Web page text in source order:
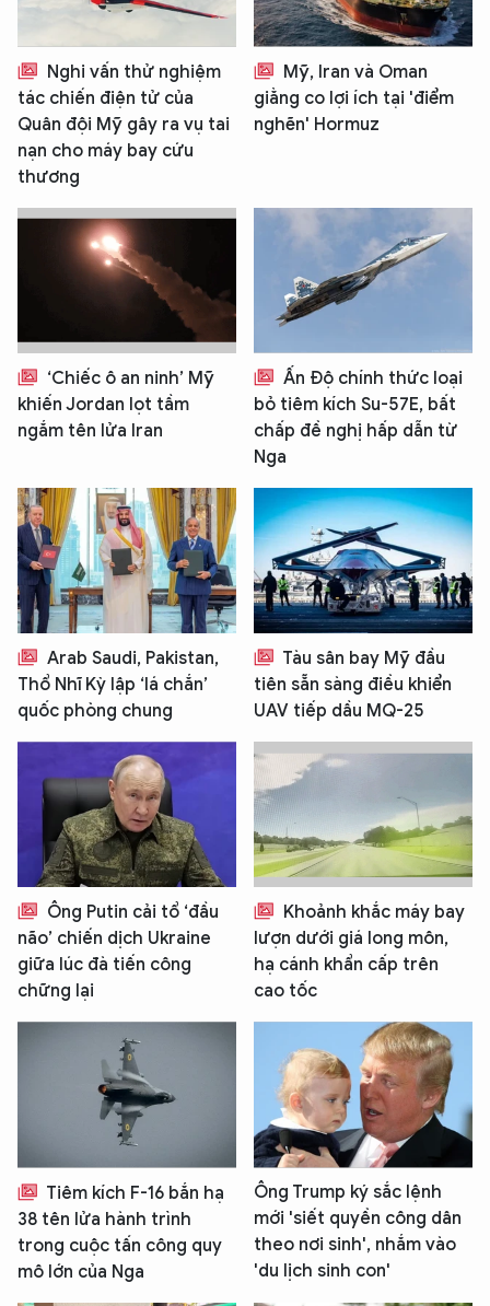
Nghi vấn thử nghiệm
tác chiến điện tử của
Quân đội Mỹ gây ra vụ tai
nạn cho máy bay cứu
thương
Mỹ, Iran và Oman
giằng co lợi ích tại 'điểm
nghẽn' Hormuz
‘Chiếc ô an ninh’ Mỹ
khiến Jordan lọt tầm
ngắm tên lửa Iran
Ấn Độ chính thức loại
bỏ tiêm kích Su-57E, bất
chấp đề nghị hấp dẫn từ
Nga
Arab Saudi, Pakistan,
Thổ Nhĩ Kỳ lập ‘lá chắn’
quốc phòng chung
Tàu sân bay Mỹ đầu
tiên sẵn sàng điều khiển
UAV tiếp dầu MQ-25
Ông Putin cải tổ ‘đầu
não’ chiến dịch Ukraine
giữa lúc đà tiến công
chững lại
Khoảnh khắc máy bay
lượn dưới giá long môn,
hạ cánh khẩn cấp trên
cao tốc
Tiêm kích F-16 bắn hạ
38 tên lửa hành trình
trong cuộc tấn công quy
mô lớn của Nga
Ông Trump ký sắc lệnh
mới 'siết quyền công dân
theo nơi sinh', nhắm vào
'du lịch sinh con'